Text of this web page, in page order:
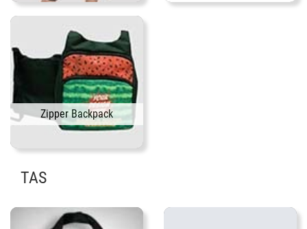
Zipper Backpack
TAS